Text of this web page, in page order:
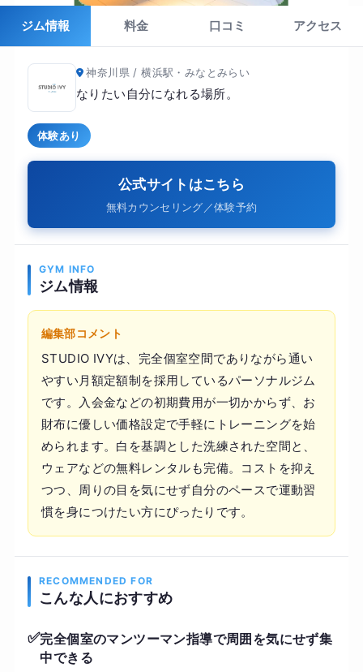
ジム情報 料金 口コミ アクセス
神奈川県 / 横浜駅・みなとみらい
なりたい自分になれる場所。
体験あり
公式サイトはこちら
無料カウンセリング／体験予約
GYM INFO
ジム情報
編集部コメント
STUDIO IVYは、完全個室空間でありながら通い
やすい月額定額制を採用しているパーソナルジム
です。入会金などの初期費用が一切かからず、お
財布に優しい価格設定で手軽にトレーニングを始
められます。白を基調とした洗練された空間と、
ウェアなどの無料レンタルも完備。コストを抑え
つつ、周りの目を気にせず自分のペースで運動習
慣を身につけたい方にぴったりです。
RECOMMENDED FOR
こんな人におすすめ
✅完全個室のマンツーマン指導で周囲を気にせず集
中できる